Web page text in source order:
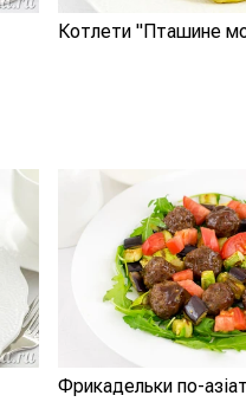
Котлети "Пташине
Фрикадельки по-